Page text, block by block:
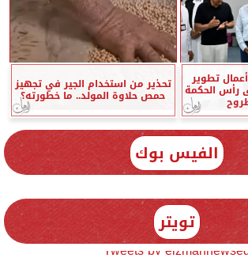
تطوير
رأس الحكمة تحذير من استخدام الجير في تجهيز
حمص حلاوة المولد.. ما خطورته؟
الفيس بوك
تويتر
Tweets by